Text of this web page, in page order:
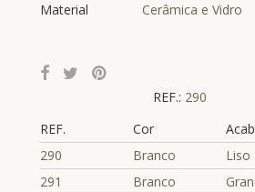
Material
Cerâmica e Vidro
REF.: 290
REF.
Cor
290
Branco
Liso
291
Branco